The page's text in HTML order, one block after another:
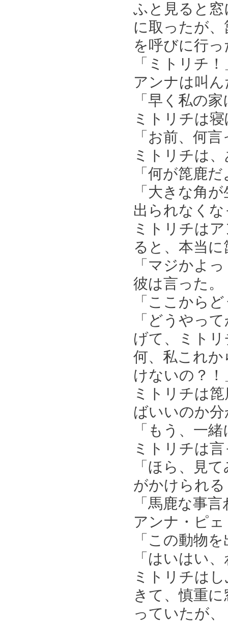
ふと見ると
に取ったが
を呼びに行っ
「ミトリチ！
アンナは叫
「早く私の
ミトリチは
「お前、何
ミトリチは
「何が箆鹿
「大きな角
出られなく
ミトリチは
ると、本当
「マジかよ
彼は言った。
「ここから
「どうやっ
げて、ミトリ
何、私これ
けないの？！
ミトリチは
ばいいのか
「もう、一
ミトリチは
「ほら、見
がかけられ
「馬鹿な事
アンナ・ピ
「この動物
「はいはい
ミトリチは
きて、慎重
っていたが